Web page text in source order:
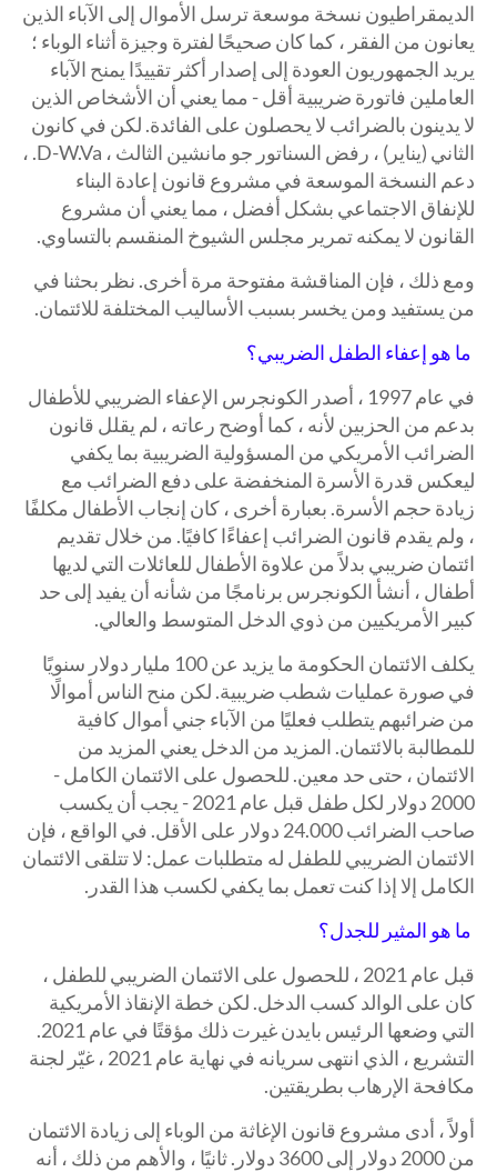
الديمقراطيون نسخة موسعة ترسل الأموال إلى الآباء الذين
يعانون من الفقر ، كما كان صحيحًا لفترة وجيزة أثناء الوباء ؛
يريد الجمهوريون العودة إلى إصدار أكثر تقييدًا يمنح الآباء
العاملين فاتورة ضريبية أقل - مما يعني أن الأشخاص الذين
لا يدينون بالضرائب لا يحصلون على الفائدة. لكن في كانون
الثاني (يناير) ، رفض السناتور جو مانشين الثالث ، D-W.Va. ،
دعم النسخة الموسعة في مشروع قانون إعادة البناء
للإنفاق الاجتماعي بشكل أفضل ، مما يعني أن مشروع
القانون لا يمكنه تمرير مجلس الشيوخ المنقسم بالتساوي.
ومع ذلك ، فإن المناقشة مفتوحة مرة أخرى. نظر بحثنا في
من يستفيد ومن يخسر بسبب الأساليب المختلفة للائتمان.
ما هو إعفاء الطفل الضريبي؟
في عام 1997 ، أصدر الكونجرس الإعفاء الضريبي للأطفال
بدعم من الحزبين لأنه ، كما أوضح رعاته ، لم يقلل قانون
الضرائب الأمريكي من المسؤولية الضريبية بما يكفي
ليعكس قدرة الأسرة المنخفضة على دفع الضرائب مع
زيادة حجم الأسرة. بعبارة أخرى ، كان إنجاب الأطفال مكلفًا
، ولم يقدم قانون الضرائب إعفاءًا كافيًا. من خلال تقديم
ائتمان ضريبي بدلاً من علاوة الأطفال للعائلات التي لديها
أطفال ، أنشأ الكونجرس برنامجًا من شأنه أن يفيد إلى حد
كبير الأمريكيين من ذوي الدخل المتوسط ​​والعالي.
يكلف الائتمان الحكومة ما يزيد عن 100 مليار دولار سنويًا
في صورة عمليات شطب ضريبية. لكن منح الناس أموالًا
من ضرائبهم يتطلب فعليًا من الآباء جني أموال كافية
للمطالبة بالائتمان. المزيد من الدخل يعني المزيد من
الائتمان ، حتى حد معين. للحصول على الائتمان الكامل -
2000 دولار لكل طفل قبل عام 2021 - يجب أن يكسب
صاحب الضرائب 24.000 دولار على الأقل. في الواقع ، فإن
الائتمان الضريبي للطفل له متطلبات عمل: لا تتلقى الائتمان
الكامل إلا إذا كنت تعمل بما يكفي لكسب هذا القدر.
ما هو المثير للجدل؟
قبل عام 2021 ، للحصول على الائتمان الضريبي للطفل ،
كان على الوالد كسب الدخل. لكن خطة الإنقاذ الأمريكية
التي وضعها الرئيس بايدن غيرت ذلك مؤقتًا في عام 2021.
التشريع ، الذي انتهى سريانه في نهاية عام 2021 ، غيّر لجنة
مكافحة الإرهاب بطريقتين.
أولاً ، أدى مشروع قانون الإغاثة من الوباء إلى زيادة الائتمان
من 2000 دولار إلى 3600 دولار. ثانيًا ، والأهم من ذلك ، أنه